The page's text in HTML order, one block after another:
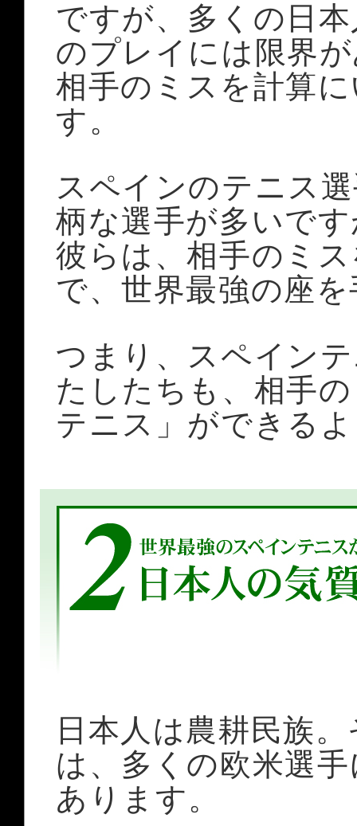
ですが、多くの日
のプレイには限界
相手のミスを計算
す。
スペインのテニス
柄な選手が多いで
彼らは、相手のミ
で、世界最強の座
つまり、スペイン
たしたちも、相手
テニス」ができる
日本人は農耕民族
は、多くの欧米選
あります。